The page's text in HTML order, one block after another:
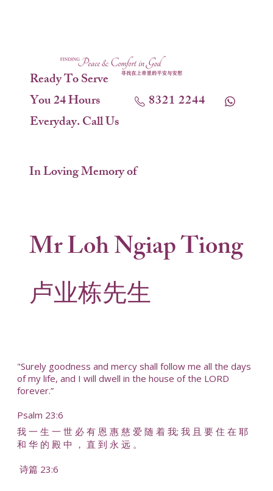
Ready To Serve
You 24 Hours
Everyday. Call Us
8321 2244
In Loving Memory of
Mr Loh Ngiap Tiong
卢业栋先生
"Surely goodness and mercy shall follow me all the days
of my life, and I will dwell in the house of the LORD
forever.”
Psalm 23:6
我 一 生 一 世 必 有 恩 惠 慈 爱 随 着 我; 我 且 要 住 在 耶
和 华 的 殿 中 ， 直 到 永 远 。
诗篇 23:6